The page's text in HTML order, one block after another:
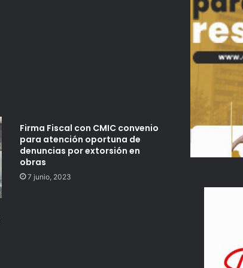
Firma Fiscal con CMIC convenio
para atención oportuna de
denuncias por extorsión en
obras
7 junio, 2023